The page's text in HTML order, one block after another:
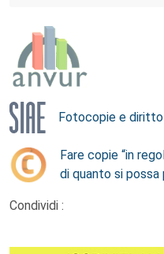
Fotocopie e diritto
Fare copie “in
di quanto si possa
Condividi :